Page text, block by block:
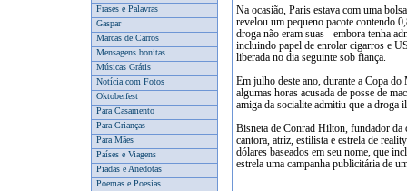
Frases e Palavras
Gaspar
Marcas de Carros
Mensagens bonitas
Músicas Grátis
Notícia com Fotos
Oktoberfest
Para Casamento
Para Crianças
Para Mães
Países e Viagens
Piadas e Anedotas
Poemas e Poesias
Na ocasião, Paris estava com uma
revelou um pequeno pacote contendo
droga não eram suas - embora tenha
incluindo papel de enrolar cigarros e
liberada no dia seguinte sob fiança.
Em julho deste ano, durante a Copa
algumas horas acusada de posse de
amiga da socialite admitiu que a droga
Bisneta de Conrad Hilton, fundador da
cantora, atriz, estilista e estrela de
dólares baseados em seu nome, que
estrela uma campanha publicitária de